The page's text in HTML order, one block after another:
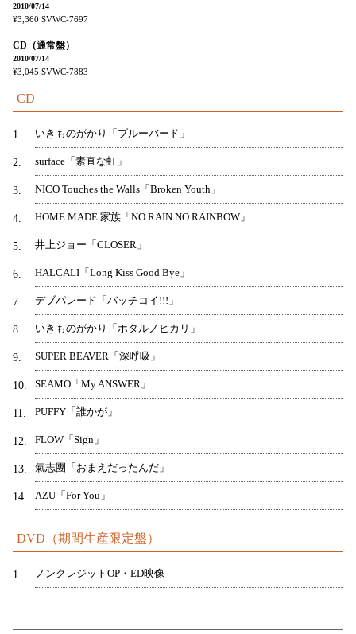
2010/07/14
¥3,360 SVWC-7697
CD（通常盤）
2010/07/14
¥3,045 SVWC-7883
CD
1 いきものがかり「ブルーバード」
2 surface「素直な虹」
3 NICO Touches the Walls「Broken Youth」
4 HOME MADE 家族「NO RAIN NO RAINBOW」
5 井上ジョー「CLOSER」
6 HALCALI「Long Kiss Good Bye」
7 デブパレード「バッチコイ!!!」
8 いきものがかり「ホタルノヒカリ」
9 SUPER BEAVER「深呼吸」
10 SEAMO「My ANSWER」
11 PUFFY「誰かが」
12 FLOW「Sign」
13 氣志團「おまえだったんだ」
14 AZU「For You」
DVD（期間生産限定盤）
1 ノンクレジットOP・ED映像